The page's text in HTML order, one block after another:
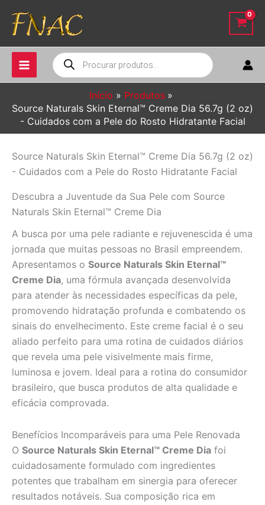
para
conteúdo
Pesquisar
produtos
Início
Produtos
Source Naturals Skin Eternal™ Creme Dia 56.7g (2 oz)
- Cuidados com a Pele do Rosto Hidratante Facial
Source Naturals Skin Eternal™ Creme Dia 56.7g (2 oz)
- Cuidados com a Pele do Rosto Hidratante Facial
Descubra a Juventude da Sua Pele com Source
Naturals Skin Eternal™ Creme Dia
A busca por uma pele radiante e rejuvenescida é uma
jornada que muitas pessoas no Brasil empreendem.
Apresentamos o Source Naturals Skin Eternal™
Creme Dia, uma fórmula avançada desenvolvida
para atender às necessidades específicas da pele,
promovendo hidratação profunda e combatendo os
sinais do envelhecimento. Este creme facial é o seu
aliado perfeito para uma rotina de cuidados diários
que revela uma pele visivelmente mais firme,
luminosa e jovem. Ideal para a rotina do consumidor
brasileiro, que busca produtos de alta qualidade e
eficácia comprovada.
Benefícios Incomparáveis para uma Pele Renovada
O Source Naturals Skin Eternal™ Creme Dia foi
cuidadosamente formulado com ingredientes
potentes que trabalham em sinergia para oferecer
resultados notáveis. Sua composição rica em